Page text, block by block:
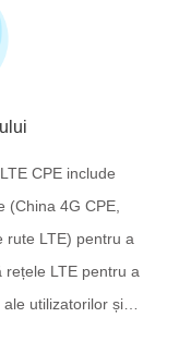
CPE include
(China 4G CPE,
rute LTE) pentru a
LTE pentru a
utilizatorilor și